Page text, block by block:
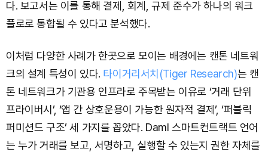
다. 보고서는 이를 통해 결제, 회계, 규제 준수가 하나의 워크
플로로 통합될 수 있다고 분석했다.
이처럼 다양한 사례가 한곳으로 모이는 배경에는 캔톤 네트워
크의 설계 특성이 있다. 타이거리서치(Tiger Research)는 캔
톤 네트워크가 기관용 인프라로 주목받는 이유로 ‘거래 단위
프라이버시’, ‘앱 간 상호운용이 가능한 원자적 결제’, ‘퍼블릭
퍼미션드 구조’ 세 가지를 꼽았다. Daml 스마트컨트랙트 언어
는 누가 거래를 보고, 서명하고, 실행할 수 있는지 권한 자체를